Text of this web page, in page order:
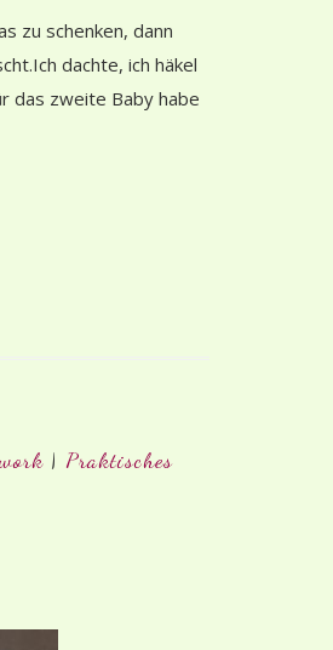
zu schenken, dann
dachte, ich häkel
das zweite Baby habe
| Praktisches